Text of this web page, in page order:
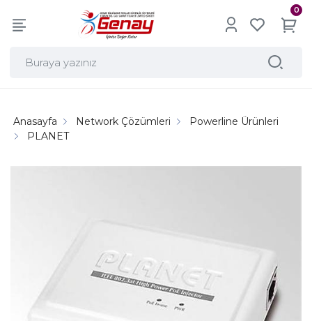
0
Anasayfa Network Çözümleri
Powerline Ürünleri
PLANET